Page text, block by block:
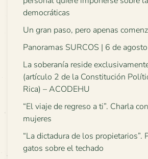
democráticas
Un gran paso, pero apenas
Panoramas SURCOS | 6 de
La soberanía reside
(artículo 2 de la Constitución
Rica) – ACODEHU
“El viaje de regreso a ti”. Charla
mujeres
“La dictadura de los propietarios”.
gatos sobre el techado